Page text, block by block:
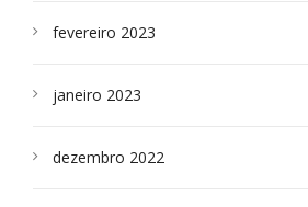
fevereiro 2023
janeiro 2023
dezembro 2022